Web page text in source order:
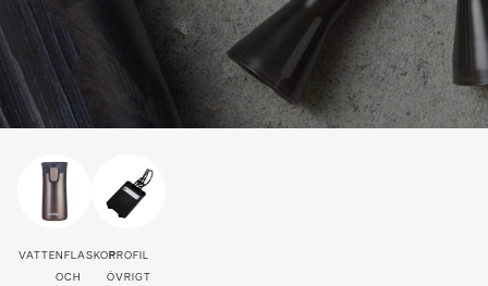
VATTENFLASKOR
OCH
PROFIL
ÖVRIGT